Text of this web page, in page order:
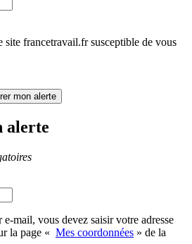
francetravail.fr susceptible de vous
mon alerte
alerte
mail, vous devez saisir votre adresse
la page « Mes coordonnées » de la